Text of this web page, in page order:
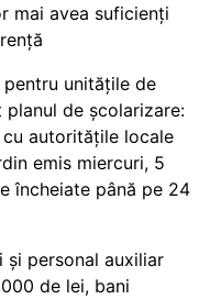
mai avea suficienți
unitățile de
de școlarizare:
autoritățile locale
emis miercuri, 5
încheiate până pe 24
și personal auxiliar
de lei, bani